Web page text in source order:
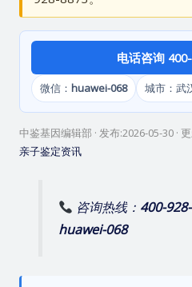
电话咨询
微信： huawei-068 城市：武
中鉴基因编辑部 · 发布:2026-05-30·
亲子鉴定资讯
咨询热线： 400-
huawei-068